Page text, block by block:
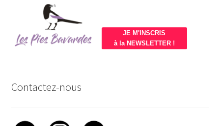
JE M'INSCRIS
à la NEWSLETTER !
Contactez-nous